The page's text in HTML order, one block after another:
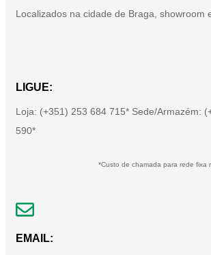
Localizados na cidade de Braga, showroom
LIGUE:
Loja: (+351) 253 684 715* Sede/Armazém:
590*
*Custo de chamada para rede fixa
EMAIL: